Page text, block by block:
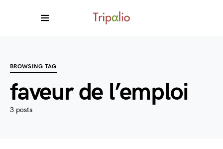
BROWSING TAG
faveur de l’emploi
3 posts